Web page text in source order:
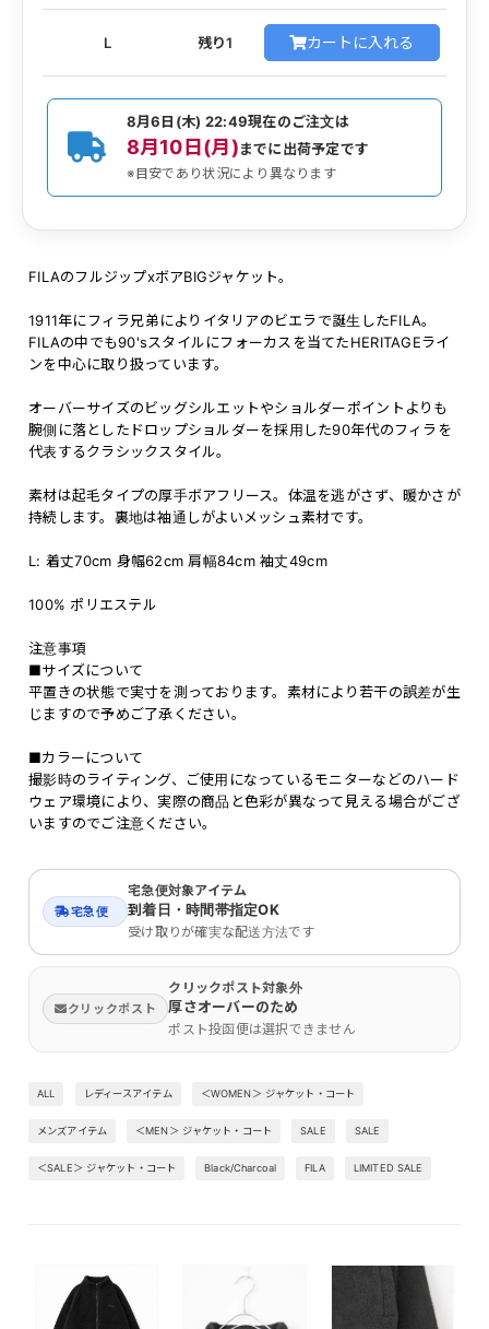
L 残り1 カートに入れる
8月6日(木) 22:49現在のご注文は
8月10日(月)までに出荷予定です
※目安であり状況により異なります
FILAのフルジップxボアBIGジャケット。
1911年にフィラ兄弟によりイタリアのビエラで誕生したFILA。
FILAの中でも90'sスタイルにフォーカスを当てたHERITAGEライ
ンを中心に取り扱っています。
オーバーサイズのビッグシルエットやショルダーポイントよりも
腕側に落としたドロップショルダーを採用した90年代のフィラを
代表するクラシックスタイル。
素材は起毛タイプの厚手ボアフリース。体温を逃がさず、暖かさが
持続します。裏地は袖通しがよいメッシュ素材です。
L: 着丈70cm 身幅62cm 肩幅84cm 袖丈49cm
100% ポリエステル
注意事項
■サイズについて
平置きの状態で実寸を測っております。素材により若干の誤差が生
じますので予めご了承ください。
■カラーについて
撮影時のライティング、ご使用になっているモニターなどのハード
ウェア環境により、実際の商品と色彩が異なって見える場合がござ
いますのでご注意ください。
宅急便
宅急便対象アイテム
到着日・時間帯指定OK
受け取りが確実な配送方法です
クリックポスト
クリックポスト対象外
厚さオーバーのため
ポスト投函便は選択できません
ALL レディースアイテム ＜WOMEN＞ ジャケット・コート
メンズアイテム ＜MEN＞ ジャケット・コート SALE SALE
＜SALE＞ ジャケット・コート Black/Charcoal FILA LIMITED SALE